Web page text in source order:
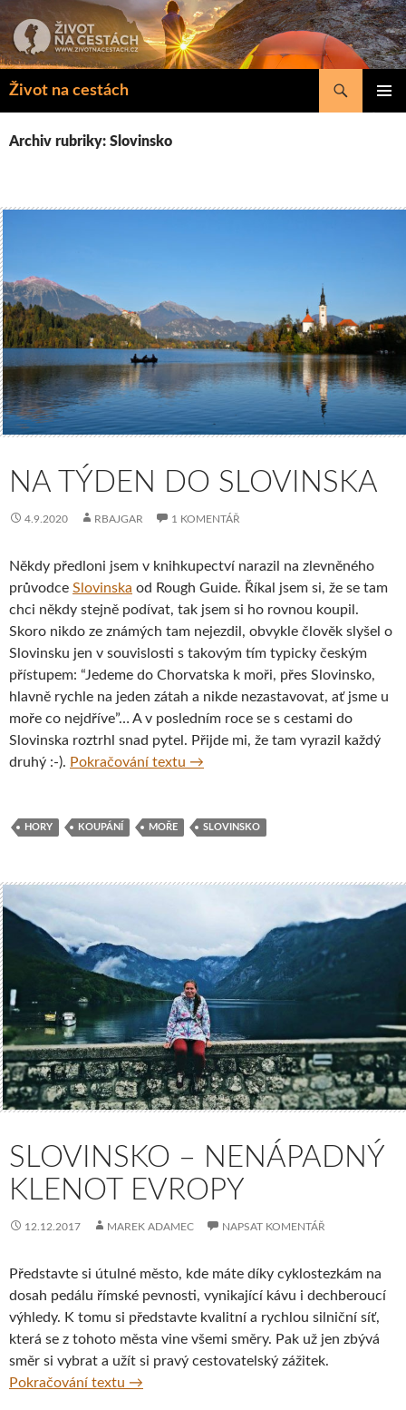
k
obsahu
Život na cestách
Hledat
Archiv rubriky: Slovinsko
NA TÝDEN DO SLOVINSKA
4.9.2020 RBAJGAR 1 KOMENTÁŘ
Někdy předloni jsem v knihkupectví narazil na zlevněného
průvodce Slovinska od Rough Guide. Říkal jsem si, že se tam
chci někdy stejně podívat, tak jsem si ho rovnou koupil.
Skoro nikdo ze známých tam nejezdil, obvykle člověk slyšel o
Slovinsku jen v souvislosti s takovým tím typicky českým
přístupem: “Jedeme do Chorvatska k moři, přes Slovinsko,
hlavně rychle na jeden zátah a nikde nezastavovat, ať jsme u
moře co nejdříve”… A v posledním roce se s cestami do
Slovinska roztrhl snad pytel. Přijde mi, že tam vyrazil každý
druhý :-). Pokračování textu Na týden do Slovinska
→
HORY KOUPÁNÍ MOŘE SLOVINSKO
SLOVINSKO – NENÁPADNÝ
KLENOT EVROPY
12.12.2017 MAREK ADAMEC NAPSAT KOMENTÁŘ
Představte si útulné město, kde máte díky cyklostezkám na
dosah pedálu římské pevnosti, vynikající kávu i dechberoucí
výhledy. K tomu si představte kvalitní a rychlou silniční síť,
která se z tohoto města vine všemi směry. Pak už jen zbývá
směr si vybrat a užít si pravý cestovatelský zážitek.
Pokračování textu Slovinsko – nenápadný klenot Evropy
→